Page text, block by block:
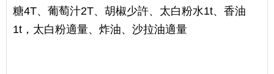
糖4T、葡萄汁2T、胡椒少許、太白粉水1t、香油
1t，太白粉適量、炸油、沙拉油適量